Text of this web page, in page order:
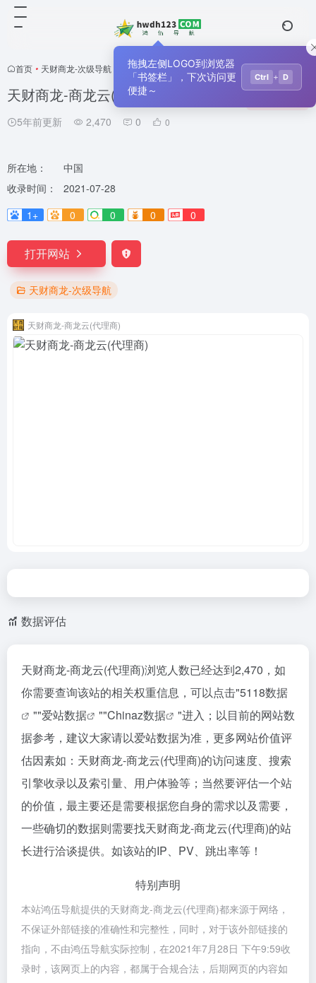
首页 • 天财商龙-次级导航 正文
天财商龙-商龙云(代理商)
5年前更新 2,470 0 0
所在地：
中国
收录时间：
2021-07-28
1+
0 0 0 0
打开网站
天财商龙-次级导航
天财商龙-商龙云(代理商)
数据评估
天财商龙-商龙云(代理商)浏览人数已经达到2,470，如
你需要查询该站的相关权重信息，可以点击"5118数据
""爱站数据 ""Chinaz数据
"进入；以目前的网站数
据参考，建议大家请以爱站数据为准，更多网站价值评
估因素如：天财商龙-商龙云(代理商)的访问速度、搜索
引擎收录以及索引量、用户体验等；当然要评估一个站
的价值，最主要还是需要根据您自身的需求以及需要，
一些确切的数据则需要找天财商龙-商龙云(代理商)的站
长进行洽谈提供。如该站的IP、PV、跳出率等！
特别声明
本站鸿伍导航提供的天财商龙-商龙云(代理商)都来源于网络，
不保证外部链接的准确性和完整性，同时，对于该外部链接的
指向，不由鸿伍导航实际控制，在2021年7月28日 下午9:59收
录时，该网页上的内容，都属于合规合法，后期网页的内容如
拖拽左侧LOGO到浏览器
「书签栏」，下次访问更
便捷～
Ctrl + D